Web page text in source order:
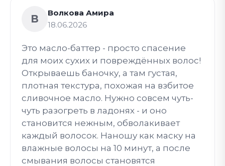
В
Волкова Амира
18.06.2026
Это масло-баттер - просто спасение
для моих сухих и повреждённых волос!
Открываешь баночку, а там густая,
плотная текстура, похожая на взбитое
сливочное масло. Нужно совсем чуть-
чуть разогреть в ладонях - и оно
становится нежным, обволакивает
каждый волосок. Наношу как маску на
влажные волосы на 10 минут, а после
смывания волосы становятся